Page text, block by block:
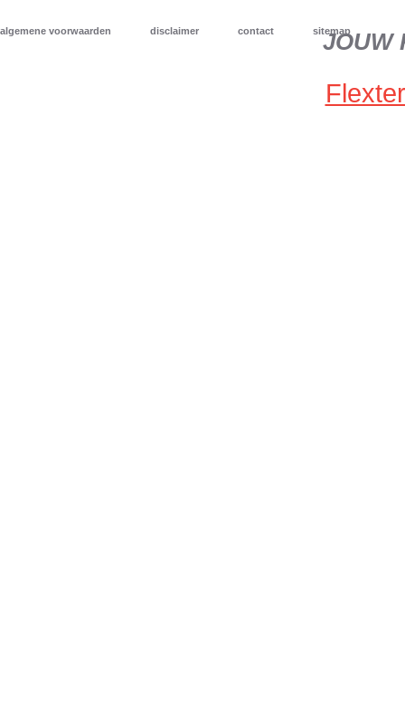
algemene voorwaarden disclaimer contact sitemap
JOUW